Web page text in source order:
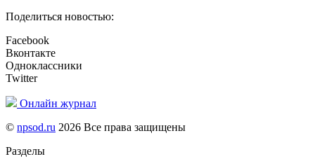
Поделиться новостью:
Facebook
Вконтакте
Одноклассники
Twitter
Онлайн журнал
© npsod.ru 2026 Все права защищены
Разделы